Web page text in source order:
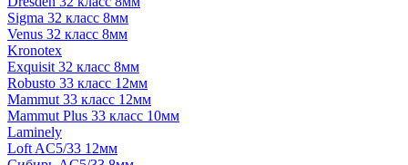
Sigma 32 класс 8мм
Venus 32 класс 8мм
Kronotex
Exquisit 32 класс 8мм
Robusto 33 класс 12мм
Mammut 33 класс 12мм
Mammut Plus 33 класс 10мм
Laminely
Loft AC5/33 12мм